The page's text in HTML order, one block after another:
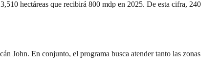
hectáreas que recibirá 800 mdp en 2025. De esta cifra, 240
John. En conjunto, el programa busca atender tanto las zonas